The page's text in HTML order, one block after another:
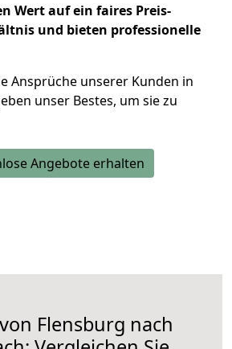
Wert auf ein faires Preis-
und bieten professionelle
Ansprüche unserer Kunden in
unser Bestes, um sie zu
Angebote erhalten
Flensburg nach